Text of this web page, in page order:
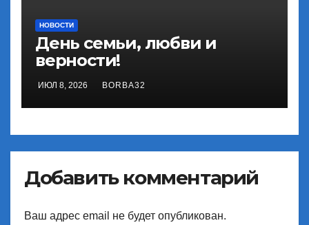
НОВОСТИ
День семьи, любви и
верности!
ИЮЛ 8, 2026 BORBA32
Добавить комментарий
Ваш адрес email не будет опубликован.